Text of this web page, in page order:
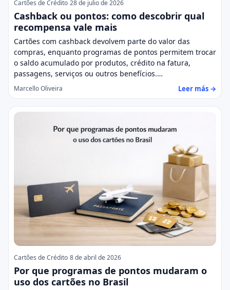
Cartões de Crédito 28 de julio de 2026
Cashback ou pontos: como descobrir qual
recompensa vale mais
Cartões com cashback devolvem parte do valor das
compras, enquanto programas de pontos permitem trocar
o saldo acumulado por produtos, crédito na fatura,
passagens, serviços ou outros benefícios.…
Marcello Oliveira Leer más →
Cartões de Crédito 8 de abril de 2026
Por que programas de pontos mudaram o
uso dos cartões no Brasil